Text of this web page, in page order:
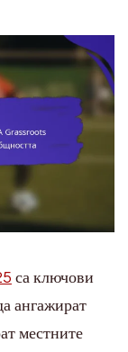
са ключови
ангажират
местните